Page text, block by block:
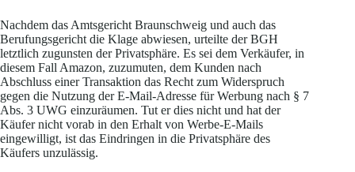
Nachdem das Amtsgericht Braunschweig und auch das
Berufungsgericht die Klage abwiesen, urteilte der BGH
letztlich zugunsten der Privatsphäre. Es sei dem Verkäufer, in
diesem Fall Amazon, zuzumuten, dem Kunden nach
Abschluss einer Transaktion das Recht zum Widerspruch
gegen die Nutzung der E-Mail-Adresse für Werbung nach § 7
Abs. 3 UWG einzuräumen. Tut er dies nicht und hat der
Käufer nicht vorab in den Erhalt von Werbe-E-Mails
eingewilligt, ist das Eindringen in die Privatsphäre des
Käufers unzulässig.